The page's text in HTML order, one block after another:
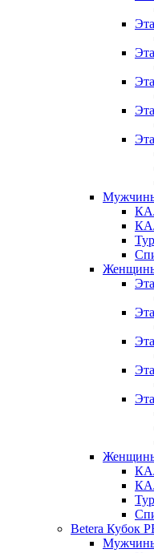
Betera Кубок